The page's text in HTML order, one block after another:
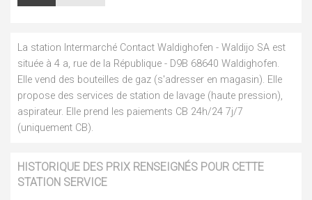
La station Intermarché Contact Waldighofen - Waldijo SA est
située à 4 a, rue de la République - D9B 68640 Waldighofen.
Elle vend des bouteilles de gaz (s'adresser en magasin). Elle
propose des services de station de lavage (haute pression),
aspirateur. Elle prend les paiements CB 24h/24 7j/7
(uniquement CB).
HISTORIQUE DES PRIX RENSEIGNÉS POUR CETTE
STATION SERVICE